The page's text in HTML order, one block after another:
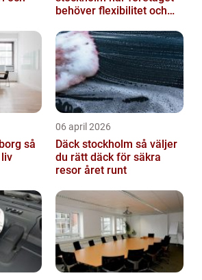
behöver flexibilitet och
så
06 april 2026
Däck stockholm så väljer
du rätt däck för säkra
resor året runt